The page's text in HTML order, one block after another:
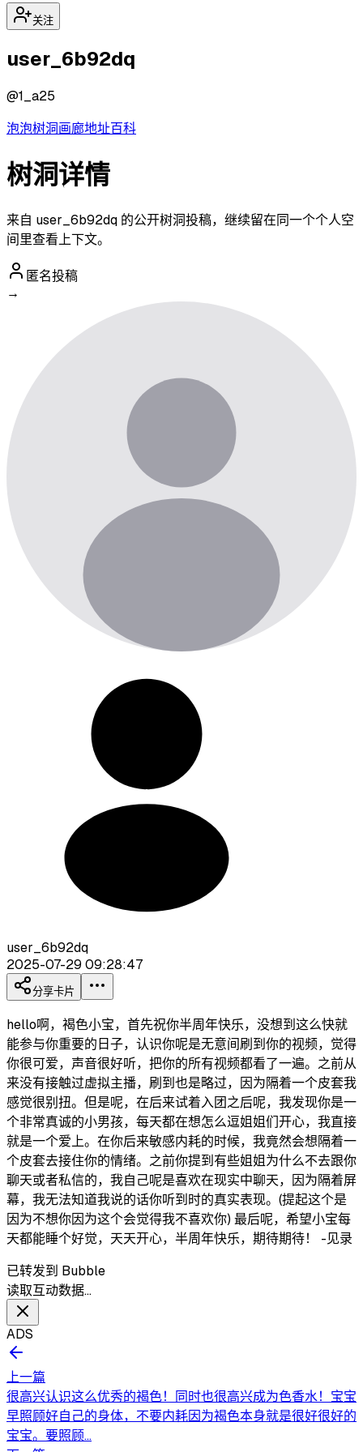
关注
user_6b92dq
@1_a25
泡泡树洞画廊地址百科
树洞详情
来自 user_6b92dq 的公开树洞投稿，继续留在同一个个人空
间里查看上下文。
匿名投稿
→
user_6b92dq
2025-07-29 09:28:47
分享卡片
hello啊，褐色小宝，首先祝你半周年快乐，没想到这么快就
能参与你重要的日子，认识你呢是无意间刷到你的视频，觉得
你很可爱，声音很好听，把你的所有视频都看了一遍。之前从
来没有接触过虚拟主播，刷到也是略过，因为隔着一个皮套我
感觉很别扭。但是呢，在后来试着入团之后呢，我发现你是一
个非常真诚的小男孩，每天都在想怎么逗姐姐们开心，我直接
就是一个爱上。在你后来敏感内耗的时候，我竟然会想隔着一
个皮套去接住你的情绪。之前你提到有些姐姐为什么不去跟你
聊天或者私信的，我自己呢是喜欢在现实中聊天，因为隔着屏
幕，我无法知道我说的话你听到时的真实表现。(提起这个是
因为不想你因为这个会觉得我不喜欢你) 最后呢，希望小宝每
天都能睡个好觉，天天开心，半周年快乐，期待期待！ -见录
已转发到 Bubble
读取互动数据…
ADS
上一篇
很高兴认识这么优秀的褐色！同时也很高兴成为色香水！宝宝
早照顾好自己的身体，不要内耗因为褐色本身就是很好很好的
宝宝。要照顾...